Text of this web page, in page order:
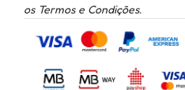
os Termos e Condições.